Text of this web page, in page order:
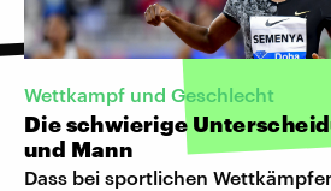
Wettkampf und Geschlecht
Die schwierige
und Mann
Dass bei sportlichen